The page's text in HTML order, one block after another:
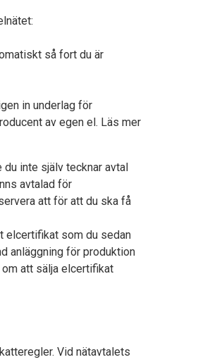
så fort du är
in underlag för
av egen el. Läs mer
du inte själv tecknar avtal
avtalad för
att för att du ska få
elcertifikat som du sedan
anläggning för produktion
att sälja elcertifikat
Vid nätavtalets